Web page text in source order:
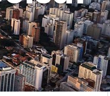
Entrar
Seguir